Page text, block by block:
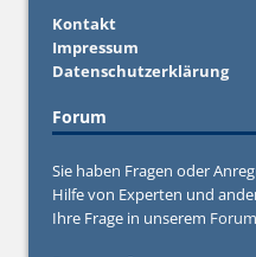
Kontakt
Impressum
Datenschutzerklärung
Forum
Sie haben Fragen oder
Hilfe von Experten und
Ihre Frage in unserem Forum